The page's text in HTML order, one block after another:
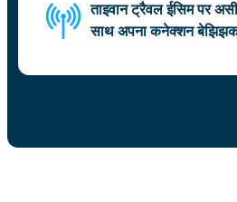
ताइवान ट्रैवल ईसिम पर
साथ अपना कनेक्शन